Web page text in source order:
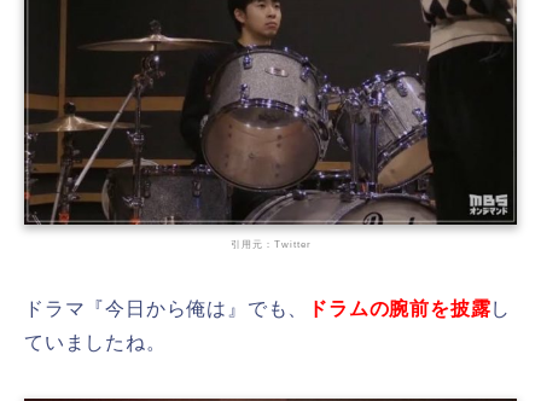
引用元：Twitter
ドラマ『今日から俺は』でも、 ドラムの腕前を披露し
ていましたね。